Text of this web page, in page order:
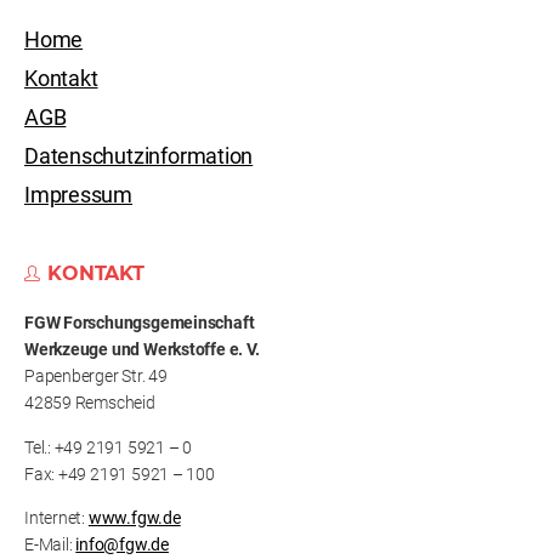
Home
Kontakt
AGB
Datenschutzinformation
Impressum
KONTAKT
FGW Forschungs­gemeinschaft
Werkzeuge und Werkstoffe e. V.
Papenberger Str. 49
42859 Remscheid
Tel.: +49 2191 5921 – 0
Fax: +49 2191 5921 – 100
Internet: www.fgw.de
E-Mail: info@fgw.de